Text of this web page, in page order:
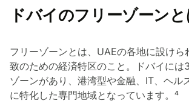
ドバイのフリーゾーン
フリーゾーンとは、UAEの各地に設けら
致のための経済特区のこと。ドバイには
ゾーンがあり、港湾型や金融、IT、ヘル
に特化した専門地域となっています。⁴